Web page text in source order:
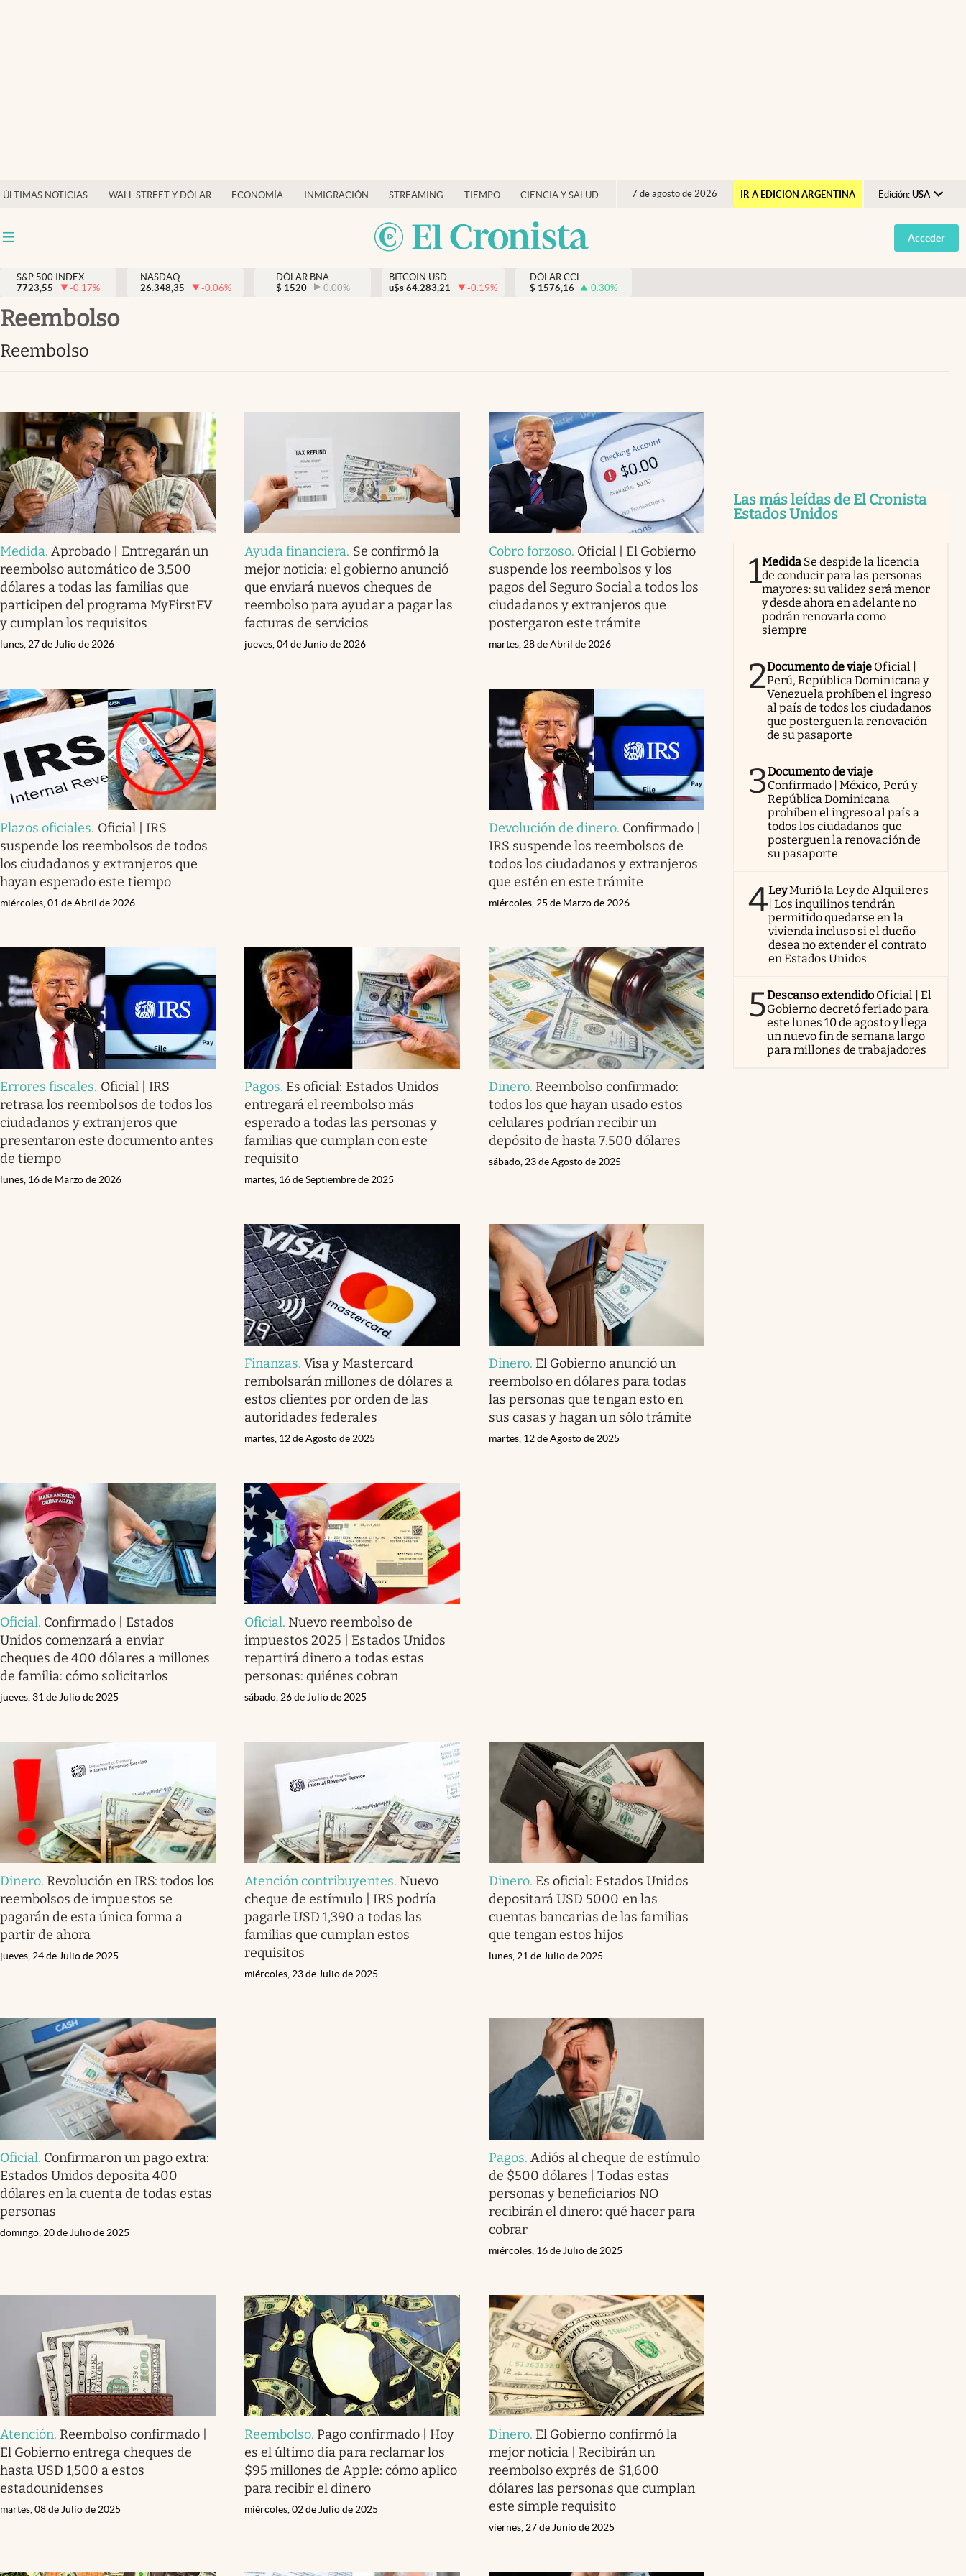
ÚLTIMAS NOTICIAS WALL STREET Y DÓLAR ECONOMÍA INMIGRACIÓN STREAMING TIEMPO CIENCIA Y SALUD 7 de agosto de 2026 IR A EDICIÓN ARGENTINA Edición: USA
Argentina
España
Tiempo
Streaming
Lifestyle
Acceder
S&P 500 INDEX
7723,55
-0.17%
NASDAQ
26.348,35
-0.06%
DÓLAR BNA
$ 1520 0.00%
BITCOIN USD
u$s 64.283,21 -0.19%
DÓLAR CCL
$ 1576,16 0.30%
reembolso
reembolso
Medida.Aprobado | Entregarán un
reembolso automático de 3,500
dólares a todas las familias que
participen del programa MyFirstEV
y cumplan los requisitos
lunes, 27 de Julio de 2026
Ayuda financiera. Se confirmó la
mejor noticia: el gobierno anunció
que enviará nuevos cheques de
reembolso para ayudar a pagar las
facturas de servicios
jueves, 04 de Junio de 2026
Cobro forzoso. Oficial | El Gobierno
suspende los reembolsos y los
pagos del Seguro Social a todos los
ciudadanos y extranjeros que
postergaron este trámite
martes, 28 de Abril de 2026
Plazos oficiales. Oficial | IRS
suspende los reembolsos de todos
los ciudadanos y extranjeros que
hayan esperado este tiempo
miércoles, 01 de Abril de 2026
Devolución de dinero. Confirmado |
IRS suspende los reembolsos de
todos los ciudadanos y extranjeros
que estén en este trámite
miércoles, 25 de Marzo de 2026
Errores fiscales. Oficial | IRS
retrasa los reembolsos de todos los
ciudadanos y extranjeros que
presentaron este documento antes
de tiempo
lunes, 16 de Marzo de 2026
Pagos. Es oficial: Estados Unidos
entregará el reembolso más
esperado a todas las personas y
familias que cumplan con este
requisito
martes, 16 de Septiembre de 2025
Dinero. Reembolso confirmado:
todos los que hayan usado estos
celulares podrían recibir un
depósito de hasta 7.500 dólares
sábado, 23 de Agosto de 2025
Finanzas.Visa y Mastercard
rembolsarán millones de dólares a
estos clientes por orden de las
autoridades federales
martes, 12 de Agosto de 2025
Dinero. El Gobierno anunció un
reembolso en dólares para todas
las personas que tengan esto en
sus casas y hagan un sólo trámite
martes, 12 de Agosto de 2025
Oficial. Confirmado | Estados
Unidos comenzará a enviar
cheques de 400 dólares a millones
de familia: cómo solicitarlos
jueves, 31 de Julio de 2025
Oficial. Nuevo reembolso de
impuestos 2025 | Estados Unidos
repartirá dinero a todas estas
personas: quiénes cobran
sábado, 26 de Julio de 2025
Dinero. Revolución en IRS: todos los
reembolsos de impuestos se
pagarán de esta única forma a
partir de ahora
jueves, 24 de Julio de 2025
Atención contribuyentes. Nuevo
cheque de estímulo | IRS podría
pagarle USD 1,390 a todas las
familias que cumplan estos
requisitos
miércoles, 23 de Julio de 2025
Dinero. Es oficial: Estados Unidos
depositará USD 5000 en las
cuentas bancarias de las familias
que tengan estos hijos
lunes, 21 de Julio de 2025
Oficial. Confirmaron un pago extra:
Estados Unidos deposita 400
dólares en la cuenta de todas estas
personas
domingo, 20 de Julio de 2025
Pagos.Adiós al cheque de estímulo
de $500 dólares | Todas estas
personas y beneficiarios NO
recibirán el dinero: qué hacer para
cobrar
miércoles, 16 de Julio de 2025
Atención. Reembolso confirmado |
El Gobierno entrega cheques de
hasta USD 1,500 a estos
estadounidenses
martes, 08 de Julio de 2025
Reembolso. Pago confirmado | Hoy
es el último día para reclamar los
$95 millones de Apple: cómo aplico
para recibir el dinero
miércoles, 02 de Julio de 2025
Dinero. El Gobierno confirmó la
mejor noticia | Recibirán un
reembolso exprés de $1,600
dólares las personas que cumplan
este simple requisito
viernes, 27 de Junio de 2025
Las más leídas de El Cronista
Estados Unidos
1Medida Se despide la licencia
de conducir para las personas
mayores: su validez será menor
y desde ahora en adelante no
podrán renovarla como
siempre
2Documento de viaje Oficial |
Perú, República Dominicana y
Venezuela prohíben el ingreso
al país de todos los ciudadanos
que posterguen la renovación
de su pasaporte
3Documento de viaje
Confirmado | México, Perú y
República Dominicana
prohíben el ingreso al país a
todos los ciudadanos que
posterguen la renovación de
su pasaporte
4LeyMurió la Ley de Alquileres
| Los inquilinos tendrán
permitido quedarse en la
vivienda incluso si el dueño
desea no extender el contrato
en Estados Unidos
5Descanso extendido Oficial | El
Gobierno decretó feriado para
este lunes 10 de agosto y llega
un nuevo fin de semana largo
para millones de trabajadores